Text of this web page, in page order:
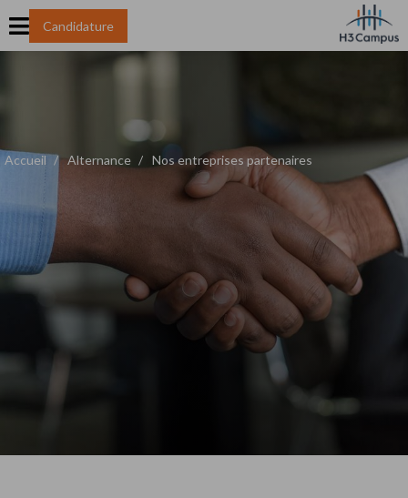
Candidature
Accueil Alternance Nos entreprises partenaires